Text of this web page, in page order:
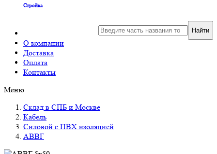
Стройка
О компании
Доставка
Оплата
Контакты
Найти
Меню
Склад в СПБ и Москве
Кабель
Силовой с ПВХ изоляцией
АВВГ